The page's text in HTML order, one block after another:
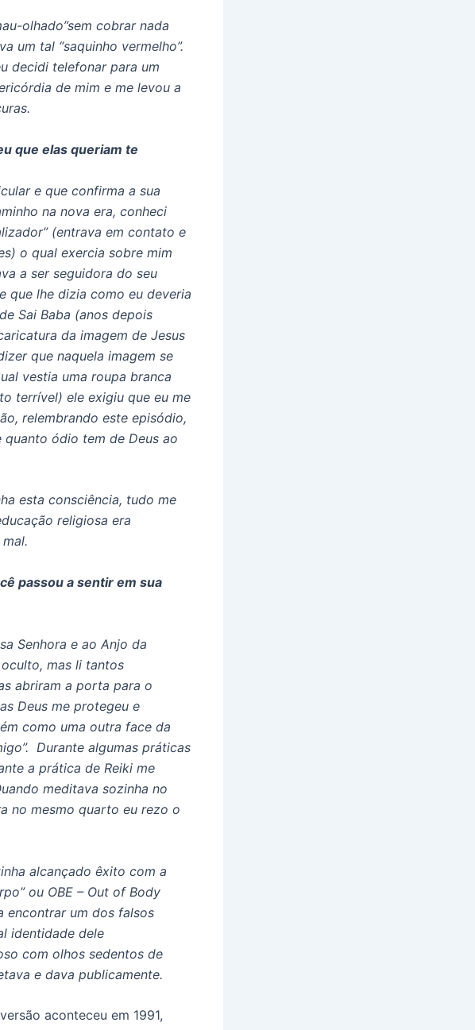
olhado”sem cobrar nada
um tal “saquinho vermelho”.
decidi telefonar para um
de mim e me levou a
que elas queriam te
e que confirma a sua
na nova era, conheci
(entrava em contato e
o qual exercia sobre mim
a ser seguidora do seu
que lhe dizia como eu deveria
Sai Baba (anos depois
da imagem de Jesus
que naquela imagem se
vestia uma roupa branca
terrível) ele exigiu que eu me
relembrando este episódio,
ódio tem de Deus ao
esta consciência, tudo me
religiosa era
passou a sentir em sua
Senhora e ao Anjo da
oculto, mas li tantos
abriram a porta para o
Deus me protegeu e
como uma outra face da
Durante algumas práticas
a prática de Reiki me
meditava sozinha no
no mesmo quarto eu rezo o
alcançado êxito com a
ou OBE – Out of Body
encontrar um dos falsos
identidade dele
com olhos sedentos de
e dava publicamente.
aconteceu em 1991,